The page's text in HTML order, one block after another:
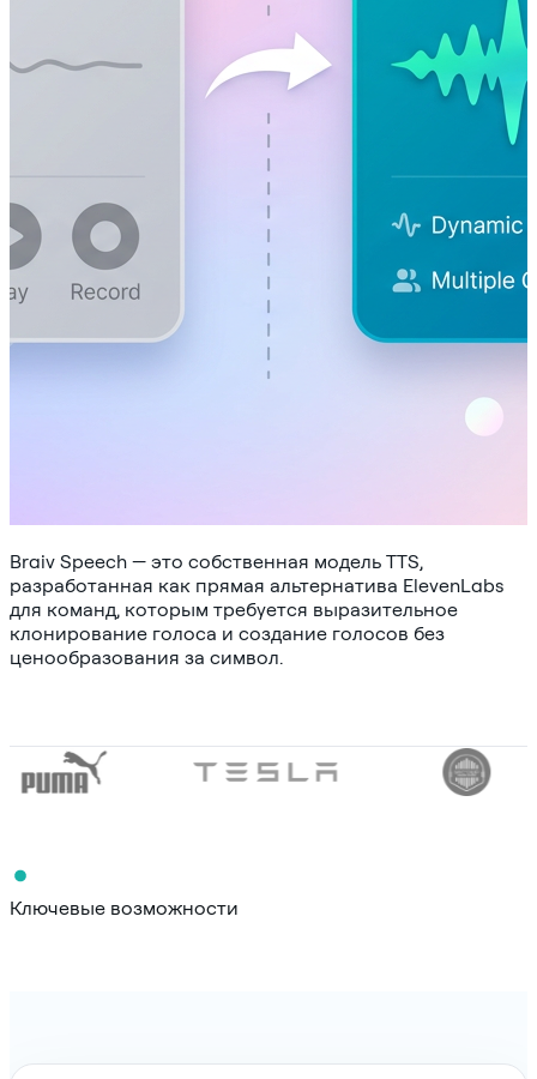
Braiv Speech — это собственная модель TTS,
разработанная как прямая альтернатива ElevenLabs
для команд, которым требуется выразительное
клонирование голоса и создание голосов без
ценообразования за символ.
Ключевые возможности